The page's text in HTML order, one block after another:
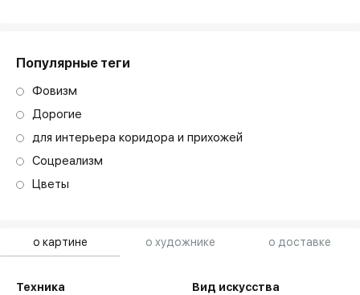
о картине о художнике о доставке
Техника
Вид искусства
Популярные теги
Фовизм
Дорогие
для интерьера коридора и прихожей
Соцреализм
Цветы